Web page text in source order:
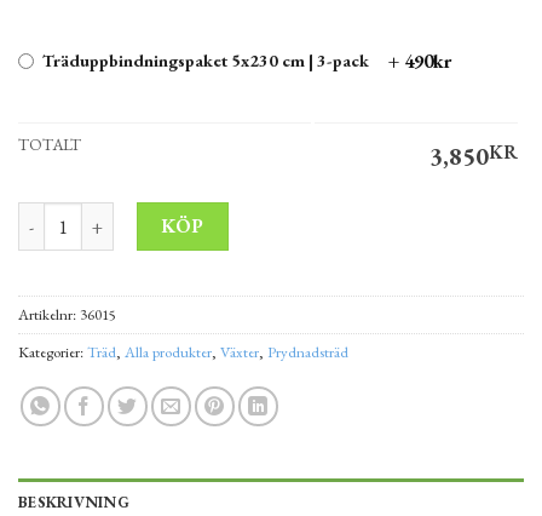
Träduppbindningspaket 5x230 cm | 3-pack + 490kr
TOTALT 3,850KR
Ginkgo träd Biloba 'Mariken' 220 cm mängd
KÖP
Artikelnr: 36015
Kategorier:Träd, Alla produkter, Växter, Prydnadsträd
BESKRIVNING